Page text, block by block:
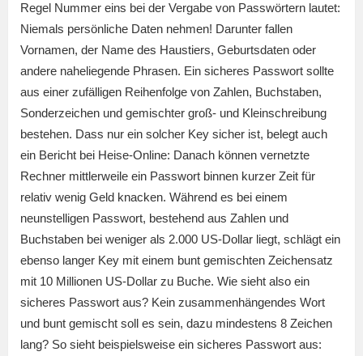
Regel Nummer eins bei der Vergabe von Passwörtern lautet:
Niemals persönliche Daten nehmen! Darunter fallen
Vornamen, der Name des Haustiers, Geburtsdaten oder
andere naheliegende Phrasen. Ein sicheres Passwort sollte
aus einer zufälligen Reihenfolge von Zahlen, Buchstaben,
Sonderzeichen und gemischter groß- und Kleinschreibung
bestehen. Dass nur ein solcher Key sicher ist, belegt auch
ein Bericht bei Heise-Online: Danach können vernetzte
Rechner mittlerweile ein Passwort binnen kurzer Zeit für
relativ wenig Geld knacken. Während es bei einem
neunstelligen Passwort, bestehend aus Zahlen und
Buchstaben bei weniger als 2.000 US-Dollar liegt, schlägt ein
ebenso langer Key mit einem bunt gemischten Zeichensatz
mit 10 Millionen US-Dollar zu Buche. Wie sieht also ein
sicheres Passwort aus? Kein zusammenhängendes Wort
und bunt gemischt soll es sein, dazu mindestens 8 Zeichen
lang? So sieht beispielsweise ein sicheres Passwort aus: